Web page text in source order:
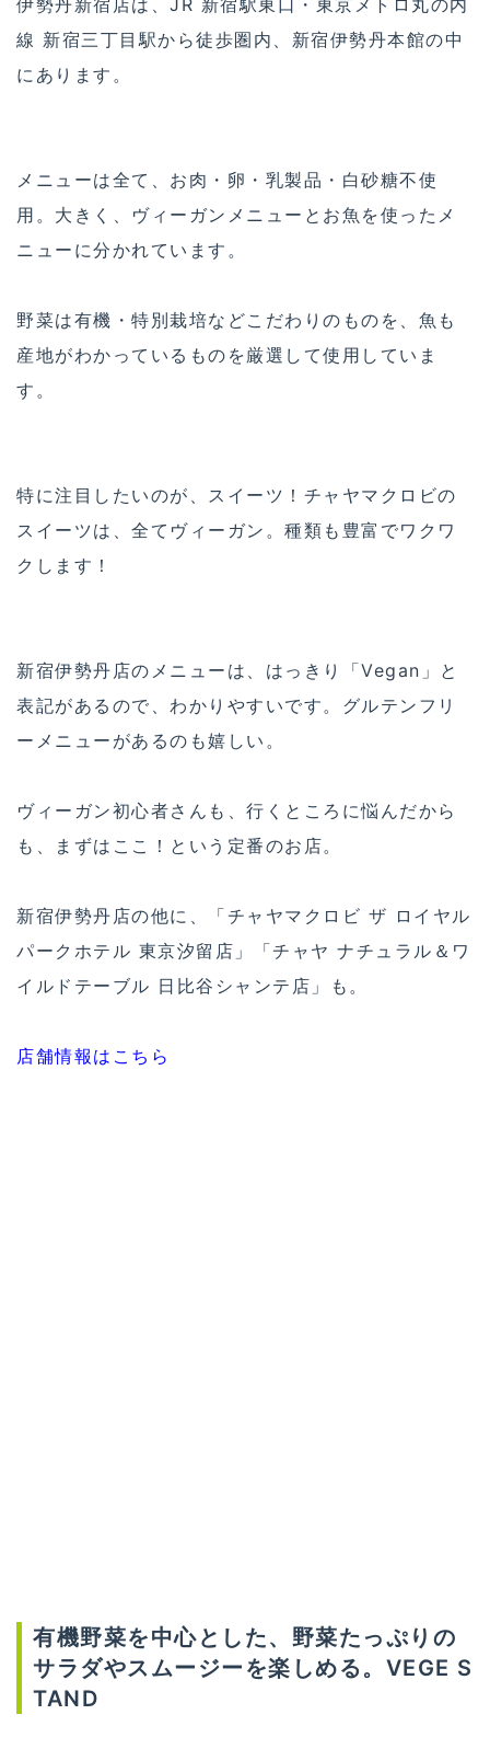
線 新宿三丁目駅から徒歩圏内、新宿伊勢丹本館の中
にあります。
メニューは全て、お肉・卵・乳製品・白砂糖不使
用。大きく、ヴィーガンメニューとお魚を使ったメ
ニューに分かれています。
野菜は有機・特別栽培などこだわりのものを、魚も
産地がわかっているものを厳選して使用していま
す。
特に注目したいのが、スイーツ！チャヤマクロビの
スイーツは、全てヴィーガン。種類も豊富でワクワ
クします！
新宿伊勢丹店のメニューは、はっきり「Vegan」と
表記があるので、わかりやすいです。グルテンフリ
ーメニューがあるのも嬉しい。
ヴィーガン初心者さんも、行くところに悩んだから
も、まずはここ！という定番のお店。
新宿伊勢丹店の他に、「チャヤマクロビ ザ ロイヤル
パークホテル 東京汐留店」「チャヤ ナチュラル＆ワ
イルドテーブル 日比谷シャンテ店」も。
店舗情報はこちら
有機野菜を中心とした、野菜たっぷりの
サラダやスムージーを楽しめる。VEGE S
TAND